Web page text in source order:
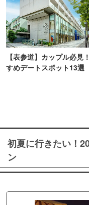
【表参道】カップル必見
すめデートスポット13選
初夏に行きたい！
ン